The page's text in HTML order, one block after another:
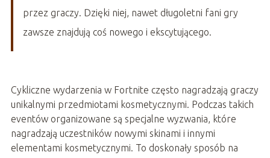
przez graczy. Dzięki niej, nawet długoletni fani gry
zawsze znajdują coś nowego i ekscytującego.
Cykliczne wydarzenia w Fortnite często nagradzają graczy
unikalnymi przedmiotami kosmetycznymi. Podczas takich
eventów organizowane są specjalne wyzwania, które
nagradzają uczestników nowymi skinami i innymi
elementami kosmetycznymi. To doskonały sposób na